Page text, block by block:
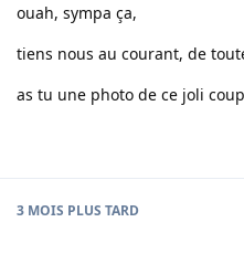
ouah, sympa ça,
tiens nous au courant, de
as tu une photo de ce joli
3 MOIS PLUS TARD